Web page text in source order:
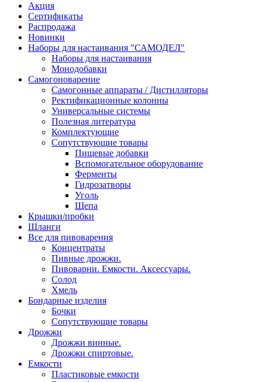
Акция
Сертификаты
Распродажа
Новинки
Наборы для настаивания "САМОДЕЛ"
Наборы для настаивания
Монодобавки
Самогоноварение
Самогонные аппараты / Дистилляторы
Ректификационные колонны
Универсальные системы
Полезная литература
Комплектующие
Сопутствующие товары
Пищевые добавки
Вспомогательное оборудование
Ферменты
Гидрозатворы
Уголь
Щепа
Крышки/пробки
Шланги
Все для пивоварения
Концентраты
Пивные дрожжи.
Пивоварни. Емкости. Аксессуары.
Солод
Хмель
Бондарные изделия
Бочки
Сопутствующие товары
Дрожжи
Дрожжи винные.
Дрожжи спиртовые.
Емкости
Пластиковые емкости